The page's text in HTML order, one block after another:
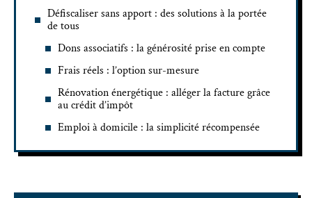
Défiscaliser sans apport : des solutions à la portée
de tous
Dons associatifs : la générosité prise en compte
Frais réels : l’option sur-mesure
Rénovation énergétique : alléger la facture grâce
au crédit d’impôt
Emploi à domicile : la simplicité récompensée